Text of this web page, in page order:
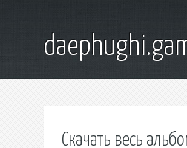
Скачать весь